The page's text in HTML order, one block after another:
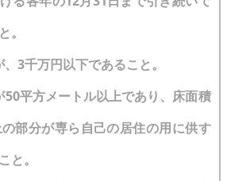
。
3千万円以下であること。
50平方メートル以上であり、床面積
部分が専ら自己の居住の用に供す
と。